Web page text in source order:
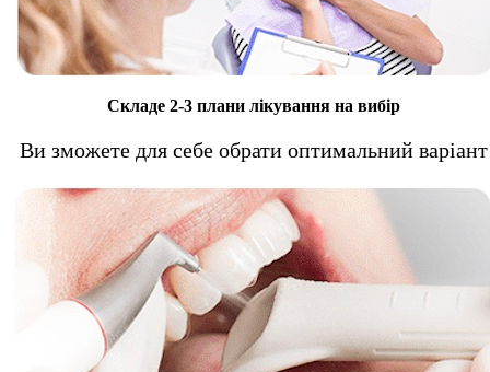
Складе 2-3 плани лікування на вибір
Ви зможете для себе обрати оптимальний варіант